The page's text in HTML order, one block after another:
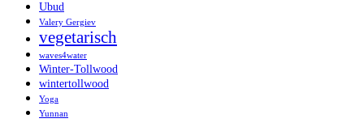
Ubud
Valery Gergiev
vegetarisch
waves4water
Winter-Tollwood
wintertollwood
Yoga
Yunnan